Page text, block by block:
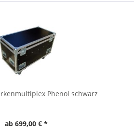
Phenol schwarz
ab 699,00 € *